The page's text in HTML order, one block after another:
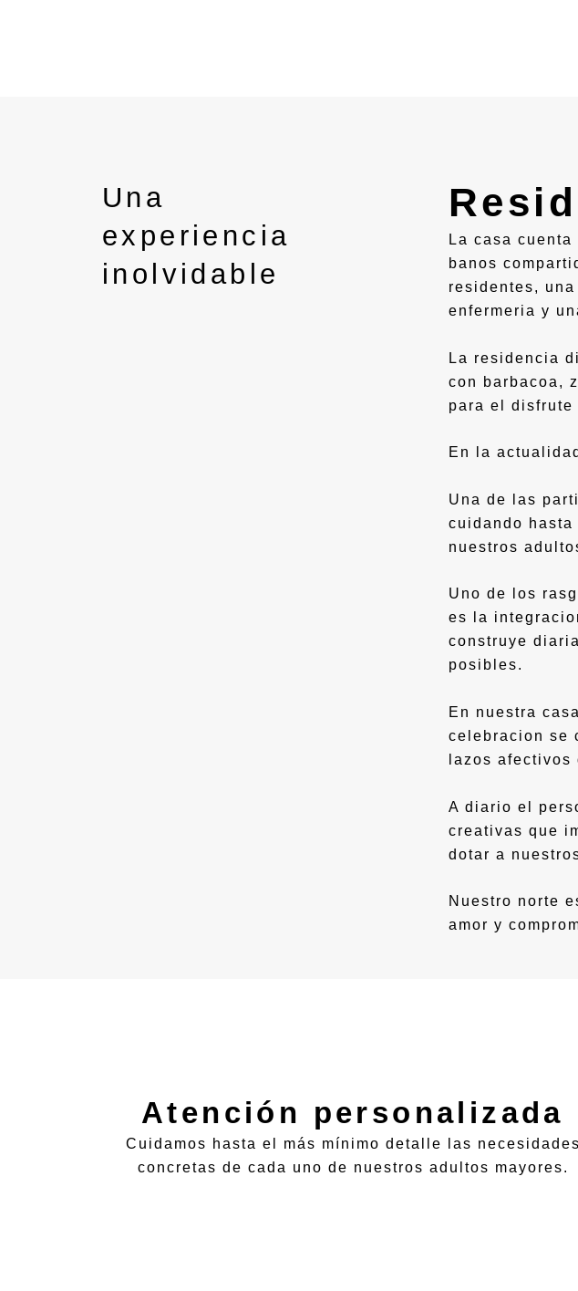
Una
experiencia
inolvidable
La casa
banos
residentes,
enfermeria y
La residencia
con barbacoa,
para el disfrute
En la
Una de las
cuidando
nuestros
Uno de los
es la
construye
posibles.
En nuestra
celebracion se
lazos
A diario el
creativas que
dotar a
Nuestro norte
amor y
Atención personalizada
Cuidamos hasta el más mínimo detalle las necesidades
concretas de cada uno de nuestros adultos mayores.